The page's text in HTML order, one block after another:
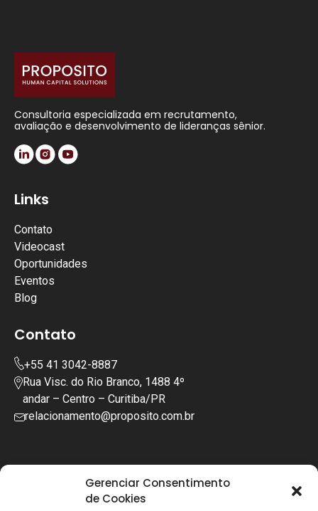
Gerenciar Consentimento
de Cookies
Consultoria especializada em recrutamento,
avaliação e desenvolvimento de lideranças sênior.
Links
Contato
Videocast
Oportunidades
Eventos
Blog
Contato
+55 41 3042-8887
Rua Visc. do Rio Branco, 1488 4º
andar – Centro – Curitiba/PR
relacionamento@proposito.com.br